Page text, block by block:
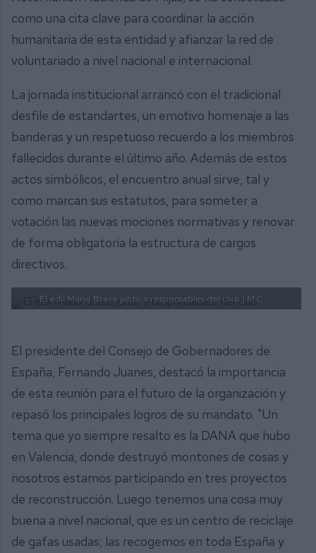
como una cita clave para coordinar la acción
humanitaria de esta entidad y afianzar la red de
voluntariado a nivel nacional e internacional.
La jornada institucional arrancó con el tradicional
desfile de estandartes, un emotivo homenaje a las
banderas y un respetuoso recuerdo a los miembros
fallecidos durante el último año. Además de estos
actos simbólicos, el encuentro anual sirve, tal y
como marcan sus estatutos, para someter a
votación las nuevas mociones normativas y renovar
de forma obligatoria la estructura de cargos
directivos.
El edil Mario Bravo junto a responsables del club | M.C.
El presidente del Consejo de Gobernadores de
España, Fernando Juanes, destacó la importancia
de esta reunión para el futuro de la organización y
repasó los principales logros de su mandato. "Un
tema que yo siempre resalto es la DANA que hubo
en Valencia, donde destruyó montones de cosas y
nosotros estamos participando en tres proyectos
de reconstrucción. Luego tenemos una cosa muy
buena a nivel nacional, que es un centro de reciclaje
de gafas usadas; las recogemos en toda España y